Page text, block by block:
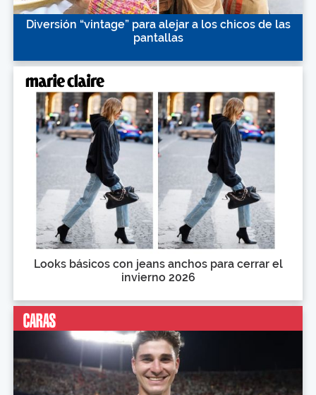
Diversión “vintage” para alejar a los chicos de las
pantallas
Looks básicos con jeans anchos para cerrar el
invierno 2026